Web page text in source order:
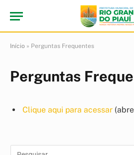
Início » Perguntas Frequentes
Perguntas
Clique aqui para acessar